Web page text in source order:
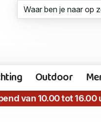
Outdoor
van 10.00 tot 16.00